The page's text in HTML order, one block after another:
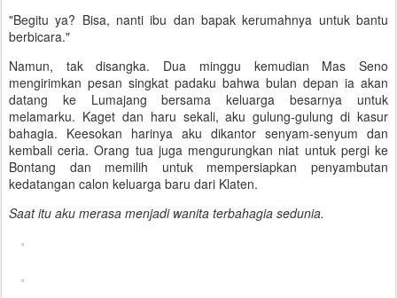
"Begitu ya? Bisa, nanti ibu dan bapak kerumahnya untuk bantu
berbicara."
Namun, tak disangka. Dua minggu kemudian Mas Seno
mengirimkan pesan singkat padaku bahwa bulan depan ia akan
datang ke Lumajang bersama keluarga besarnya untuk
melamarku. Kaget dan haru sekali, aku gulung-gulung di kasur
bahagia. Keesokan harinya aku dikantor senyam-senyum dan
kembali ceria. Orang tua juga mengurungkan niat untuk pergi ke
Bontang dan memilih untuk mempersiapkan penyambutan
kedatangan calon keluarga baru dari Klaten.
Saat itu aku merasa menjadi wanita terbahagia sedunia.